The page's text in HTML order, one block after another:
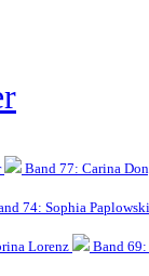
Band 77: Carina
74: Sophia
Lorenz
Band